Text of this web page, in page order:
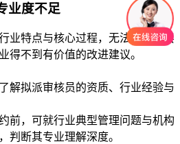
度不足
特点与核心过程，无法发现深层
得不到有价值的改进建议。
拟派审核员的资质、行业经验与
，可就行业典型管理问题与机构
判断其专业理解深度。